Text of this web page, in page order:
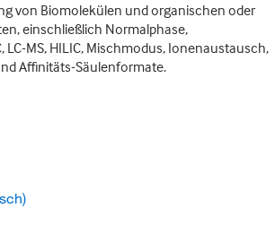
von Biomolekülen und organischen oder
einschließlich Normalphase,
LC-MS, HILIC, Mischmodus, Ionenaustausch,
Affinitäts-Säulenformate.